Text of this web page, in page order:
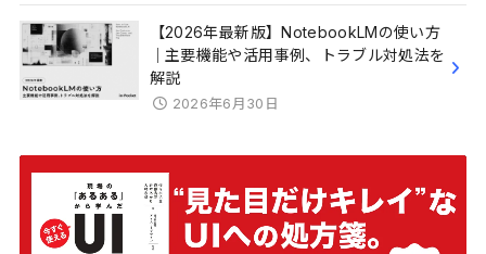
【2026年最新版】NotebookLMの使い方
｜主要機能や活用事例、トラブル対処法を
解説
2026年6月30日